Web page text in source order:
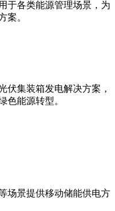
于各类能源管理场景，为
案。
伏集装箱发电解决方案，
色能源转型。
场景提供移动储能供电方